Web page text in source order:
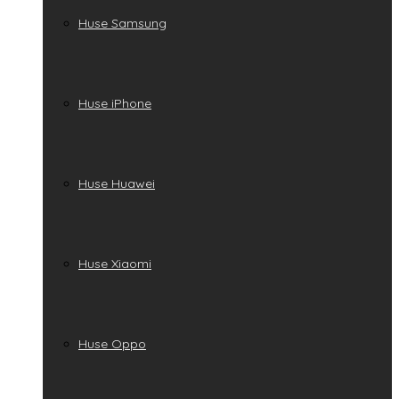
Huse Samsung
Huse iPhone
Huse Huawei
Huse Xiaomi
Huse Oppo